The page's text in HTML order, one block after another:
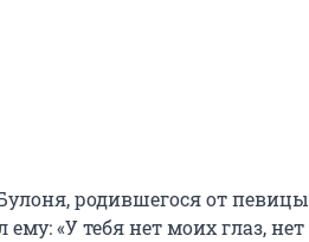
родившегося от певицы
«У тебя нет моих глаз, нет